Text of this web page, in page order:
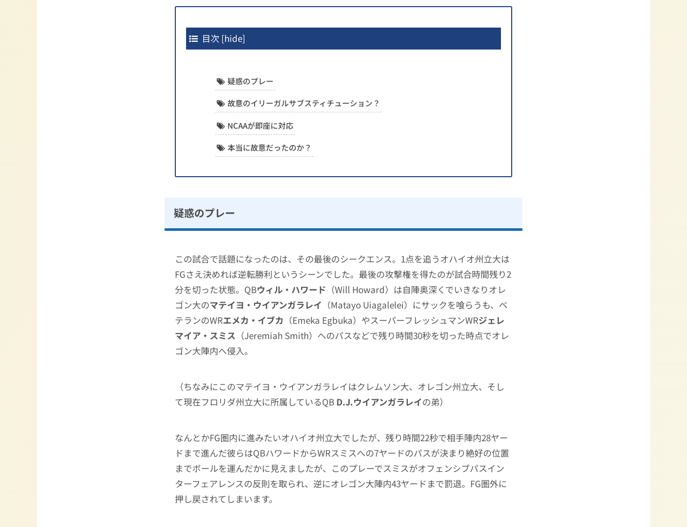
目次 [hide]
疑惑のプレー
故意のイリーガルサブスティチューション？
NCAAが即座に対応
本当に故意だったのか？
疑惑のプレー
この試合で話題になったのは、その最後のシークエンス。1点を追うオハイオ州立大は
FGさえ決めれば逆転勝利というシーンでした。最後の攻撃権を得たのが試合時間残り2
分を切った状態。QBウィル・ハワード （Will Howard）は自陣奥深くでいきなりオレ
ゴン大のマテイヨ・ウイアンガラレイ （Matayo Uiagalelei）にサックを喰らうも、ベ
テランのWRエメカ・イブカ （Emeka Egbuka）やスーパーフレッシュマンWRジェレ
マイア・スミス （Jeremiah Smith）へのパスなどで残り時間30秒を切った時点でオレ
ゴン大陣内へ侵入。
（ちなみにこのマテイヨ・ウイアンガラレイはクレムソン大、オレゴン州立大、そし
て現在フロリダ州立大に所属しているQB D.J.ウイアンガラレイの弟）
なんとかFG圏内に進みたいオハイオ州立大でしたが、残り時間22秒で相手陣内28ヤー
ドまで進んだ彼らはQBハワードからWRスミスへの7ヤードのパスが決まり絶好の位置
までボールを運んだかに見えましたが、このプレーでスミスがオフェンシブパスイン
ターフェアレンスの反則を取られ、逆にオレゴン大陣内43ヤードまで罰退。FG圏外に
押し戻されてしまいます。